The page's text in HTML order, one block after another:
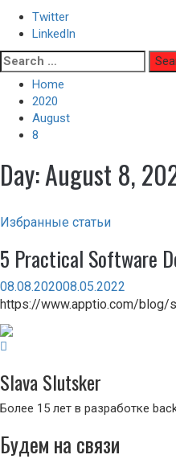
Twitter
LinkedIn
Skip
to
content
Search
for:
Home
2020
August
8
Day:August 8,
Избранные статьи
5 Practical Software
08.08.202008.05.2022
https://www.apptio.com/
Slava Slutsker
Более 15 лет в разработке
Будем на связи